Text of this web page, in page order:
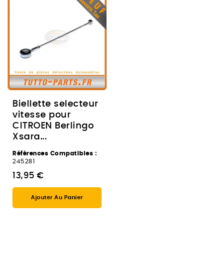
Biellette selecteur
vitesse pour
CITROEN Berlingo
Xsara...
Références Compatibles :
245281
13,95 €
Ajouter Au Panier